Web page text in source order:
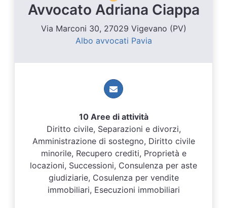
Avvocato Adriana Ciappa
Via Marconi 30, 27029 Vigevano (PV)
Albo avvocati Pavia
10 Aree di attività
Diritto civile, Separazioni e divorzi,
Amministrazione di sostegno, Diritto civile
minorile, Recupero crediti, Proprietà e
locazioni, Successioni, Consulenza per aste
giudiziarie, Cosulenza per vendite
immobiliari, Esecuzioni immobiliari